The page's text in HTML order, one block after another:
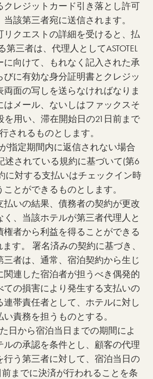
クレジットカード引き落とし許可
当該第三者宛に送信されます。
リクエストの詳細を受けると、払
第三者は、代理人としてASTOTEL
に向けて、もれなく記入された承
びに有効な身分証明書とクレジッ
両面の写しを送らなければなりま
はメール、ないしはファックスそ
を用い、滞在開始日の21日前まで
されるものとします。
指定期間内に返信されない場合
述されている規約に基づいて(第6
に対する支払いはチェックイン時
ことができるものとします。
払いの結果、債務者の契約が更改
く、当該ホテルが第三者代理人と
権者から利益を得ることができる
す。 署名済みの契約に基づき、
三者は、通常、宿泊契約から生じ
関連した宿泊者が担うべき偶発的
ての損害により発生する支払いの
連帯責任者として、ホテルに対し
い責務を担うものとする。
日から宿泊当日までの期間によ
ルの承認を条件とし、顧客の代理
行う第三者に対して、宿泊当日の
までに決済が行われることを条